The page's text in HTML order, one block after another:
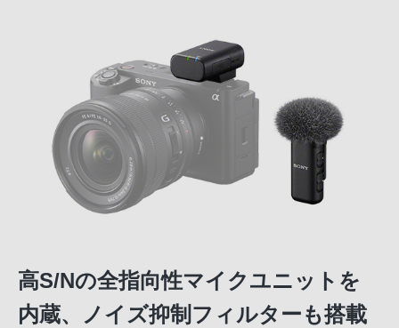
高S/Nの全指向性マイクユニットを
内蔵、ノイズ抑制フィルターも搭載